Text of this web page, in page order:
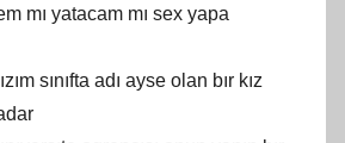
mı yatacam mı sex yapa
sınıfta adı ayse olan bır kız